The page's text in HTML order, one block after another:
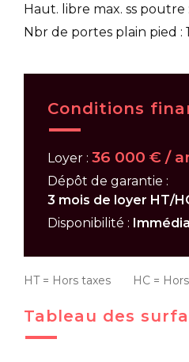
Haut. libre max. ss poutre
Nbr de portes plain pied : 1
Conditions
Loyer : 36 000 € /
Dépôt de garantie :
3 mois de loyer HT/
Disponibilité :
HT = Hors taxes HC =
Tableau des